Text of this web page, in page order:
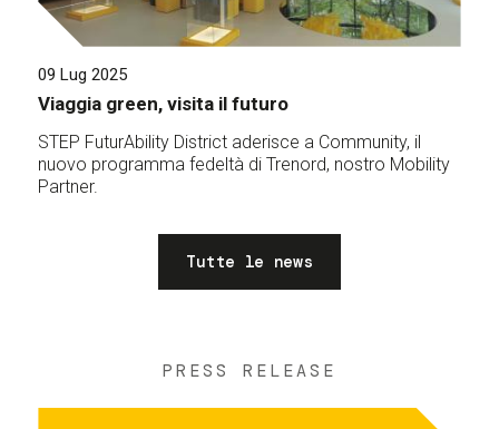
09 Lug 2025
Viaggia green, visita il futuro
STEP FuturAbility District aderisce a Community, il
nuovo programma fedeltà di Trenord, nostro Mobility
Partner.
Tutte le news
PRESS RELEASE